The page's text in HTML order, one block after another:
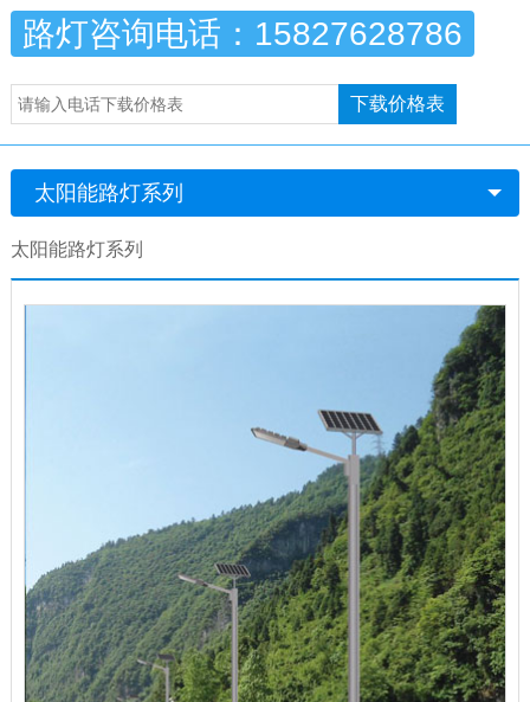
路灯咨询电话：15827628786
下载价格表
太阳能路灯系列
太阳能路灯系列